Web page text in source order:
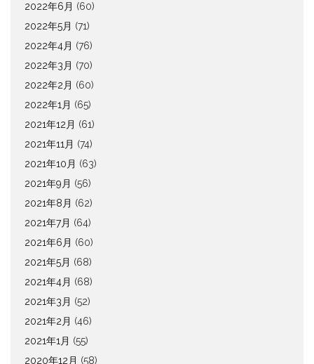
2022年6月 (60)
2022年5月 (71)
2022年4月 (76)
2022年3月 (70)
2022年2月 (60)
2022年1月 (65)
2021年12月 (61)
2021年11月 (74)
2021年10月 (63)
2021年9月 (56)
2021年8月 (62)
2021年7月 (64)
2021年6月 (60)
2021年5月 (68)
2021年4月 (68)
2021年3月 (52)
2021年2月 (46)
2021年1月 (55)
2020年12月 (58)